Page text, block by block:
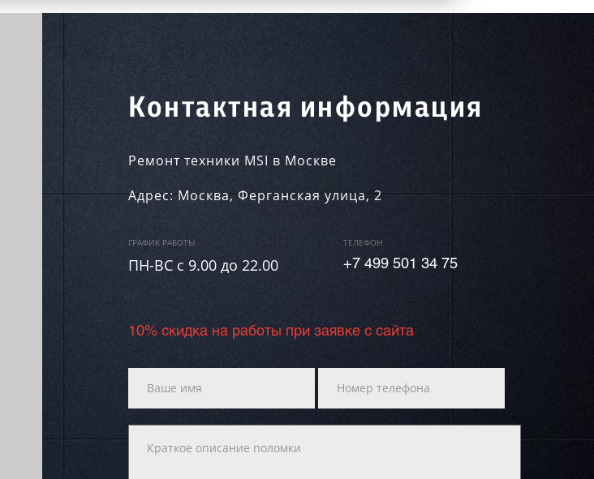
Контактная информация
Ремонт техники MSI в Москве
Адрес:Москва,Ферганская улица, 2
ГРАФИК РАБОТЫ
ПН-ВC c 9.00 до 22.00
ТЕЛЕФОН
+7 499 501 34 75
10% скидка на работы при заявке с сайта